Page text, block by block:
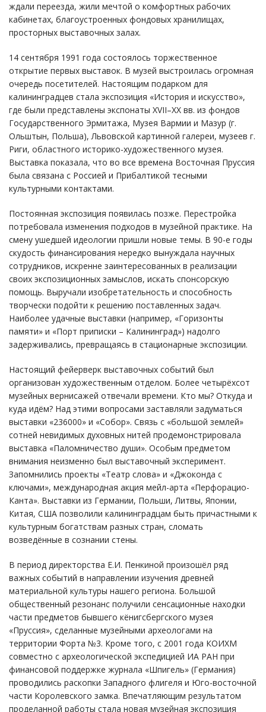
ждали переезда, жили мечтой о комфортных рабочих
кабинетах, благоустроенных фондовых хранилищах,
просторных выставочных залах.
14 сентября 1991 года состоялось торжественное
открытие первых выставок. В музей выстроилась огромная
очередь посетителей. Настоящим подарком для
калининградцев стала экспозиция «История и искусство»,
где были представлены экспонаты XVII–XX вв. из фондов
Государственного Эрмитажа, Музея Вармии и Мазур (г.
Ольштын, Польша), Львовской картинной галереи, музеев г.
Риги, областного историко-художественного музея.
Выставка показала, что во все времена Восточная Пруссия
была связана с Россией и Прибалтикой тесными
культурными контактами.
Постоянная экспозиция появилась позже. Перестройка
потребовала изменения подходов в музейной практике. На
смену ушедшей идеологии пришли новые темы. В 90-е годы
скудость финансирования нередко вынуждала научных
сотрудников, искренне заинтересованных в реализации
своих экспозиционных замыслов, искать спонсорскую
помощь. Выручали изобретательность и способность
творчески подойти к решению поставленных задач.
Наиболее удачные выставки (например, «Горизонты
памяти» и «Порт приписки – Калининград») надолго
задерживались, превращаясь в стационарные экспозиции.
Настоящий фейерверк выставочных событий был
организован художественным отделом. Более четырёхсот
музейных вернисажей отвечали времени. Кто мы? Откуда и
куда идём? Над этими вопросами заставляли задуматься
выставки «236000» и «Собор». Связь с «большой землей»
сотней невидимых духовных нитей продемонстрировала
выставка «Паломничество души». Особым предметом
внимания неизменно был выставочный эксперимент.
Запомнились проекты «Театр слова» и «Джоконда с
ключами», международная акция мейл-арта «Перфорацио-
Канта». Выставки из Германии, Польши, Литвы, Японии,
Китая, США позволили калининградцам быть причастными к
культурным богатствам разных стран, сломать
возведённые в сознании стены.
В период директорства Е.И. Пенкиной произошёл ряд
важных событий в направлении изучения древней
материальной культуры нашего региона. Большой
общественный резонанс получили сенсационные находки
части предметов бывшего кёнигсбергского музея
«Пруссия», сделанные музейными археологами на
территории Форта №3. Кроме того, с 2001 года КОИХМ
совместно с археологической экспедицией ИА РАН при
финансовой поддержке журнала «Шпигель» (Германия)
проводились раскопки Западного флигеля и Юго-восточной
части Королевского замка. Впечатляющим результатом
проделанной работы стала новая музейная экспозиция